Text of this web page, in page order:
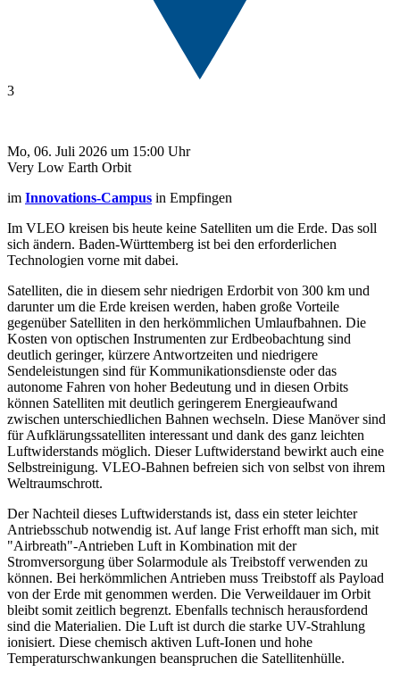
3
Mo, 06. Juli 2026 um 15:00 Uhr
Very Low Earth Orbit
im Innovations-Campus in Empfingen
Im VLEO kreisen bis heute keine Satelliten um die Erde. Das soll
sich ändern. Baden-Württemberg ist bei den erforderlichen
Technologien vorne mit dabei.
Satelliten, die in diesem sehr niedrigen Erdorbit von 300 km und
darunter um die Erde kreisen werden, haben große Vorteile
gegenüber Satelliten in den herkömmlichen Umlaufbahnen. Die
Kosten von optischen Instrumenten zur Erdbeobachtung sind
deutlich geringer, kürzere Antwortzeiten und niedrigere
Sendeleistungen sind für Kommunikationsdienste oder das
autonome Fahren von hoher Bedeutung und in diesen Orbits
können Satelliten mit deutlich geringerem Energieaufwand
zwischen unterschiedlichen Bahnen wechseln. Diese Manöver sind
für Aufklärungssatelliten interessant und dank des ganz leichten
Luftwiderstands möglich. Dieser Luftwiderstand bewirkt auch eine
Selbstreinigung. VLEO-Bahnen befreien sich von selbst von ihrem
Weltraumschrott.
Der Nachteil dieses Luftwiderstands ist, dass ein steter leichter
Antriebsschub notwendig ist. Auf lange Frist erhofft man sich, mit
"Airbreath"-Antrieben Luft in Kombination mit der
Stromversorgung über Solarmodule als Treibstoff verwenden zu
können. Bei herkömmlichen Antrieben muss Treibstoff als Payload
von der Erde mit genommen werden. Die Verweildauer im Orbit
bleibt somit zeitlich begrenzt. Ebenfalls technisch herausfordend
sind die Materialien. Die Luft ist durch die starke UV-Strahlung
ionisiert. Diese chemisch aktiven Luft-Ionen und hohe
Temperaturschwankungen beanspruchen die Satellitenhülle.